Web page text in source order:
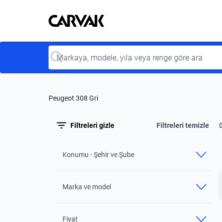
Kavak
Kavak
Input
Peugeot 308 Gri
Filtreleri gizle Filtreleri temizle
Konumu - Şehir ve Şube
Marka ve model
Fiyat